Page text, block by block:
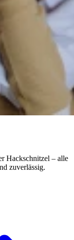
Hackschnitzel – alle
zuverlässig.